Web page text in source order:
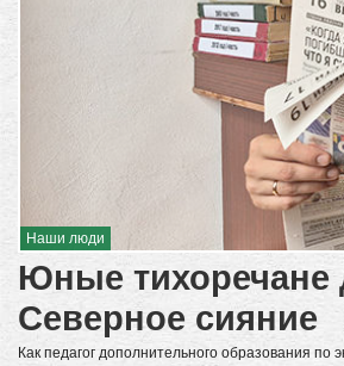
Наши люди
Юные тихоречане
Северное сияние
Как педагог дополнительного образования по